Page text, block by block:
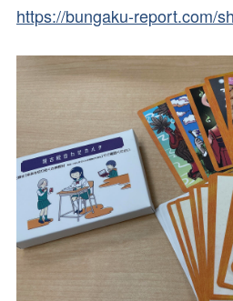
https://bungaku-report.com/